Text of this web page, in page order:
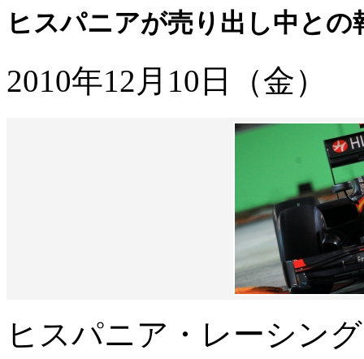
ヒスパニアが売り出し中との
2010年12月10日（金）
ヒスパニア・レーシン